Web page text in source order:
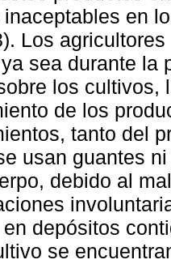
en
Los
sea durante la
los cultivos,
de los
tanto del
usan guantes
debido al
depósitos
se